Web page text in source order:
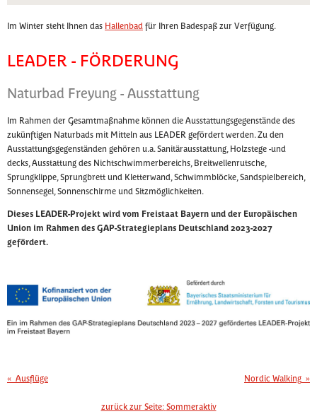
Im Winter steht Ihnen das Hallenbad für Ihren Badespaß zur Verfügung.
LEADER - FÖRDERUNG
Naturbad Freyung - Ausstattung
Im Rahmen der Gesamtmaßnahme können die Ausstattungsgegenstände des
zukünftigen Naturbads mit Mitteln aus LEADER gefördert werden. Zu den
Ausstattungsgegenständen gehören u.a. Sanitärausstattung, Holzstege -und
decks, Ausstattung des Nichtschwimmerbereichs, Breitwellenrutsche,
Sprungklippe, Sprungbrett und Kletterwand, Schwimmblöcke, Sandspielbereich,
Sonnensegel, Sonnenschirme und Sitzmöglichkeiten.
Dieses LEADER-Projekt wird vom Freistaat Bayern und der Europäischen
Union im Rahmen des GAP-Strategieplans Deutschland 2023-2027
gefördert.
« Ausflüge Nordic Walking »
zurück zur Seite: Sommeraktiv